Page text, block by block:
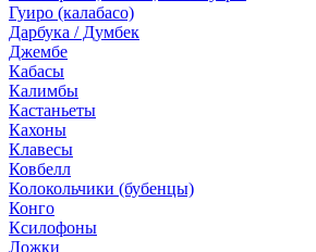
Гуиро (калабасо)
Дарбука / Думбек
Джембе
Кабасы
Калимбы
Кастаньеты
Кахоны
Клавесы
Ковбелл
Колокольчики (бубенцы)
Конго
Ксилофоны
Ложки